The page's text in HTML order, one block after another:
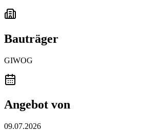
Bauträger
GIWOG
Angebot von
09.07.2026